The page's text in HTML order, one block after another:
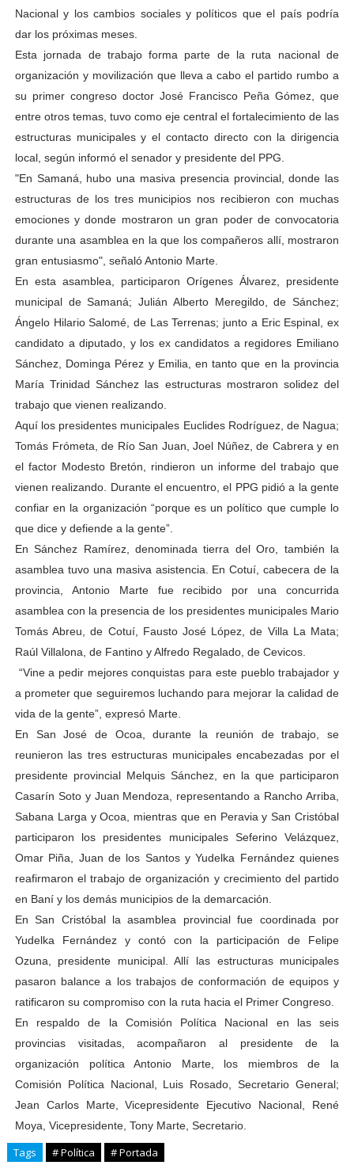
Nacional y los cambios sociales y políticos que el país podría
dar los próximas meses.
Esta jornada de trabajo forma parte de la ruta nacional de
organización y movilización que lleva a cabo el partido rumbo a
su primer congreso doctor José Francisco Peña Gómez, que
entre otros temas, tuvo como eje central el fortalecimiento de las
estructuras municipales y el contacto directo con la dirigencia
local, según informó el senador y presidente del PPG.
"En Samaná, hubo una masiva presencia provincial, donde las
estructuras de los tres municipios nos recibieron con muchas
emociones y donde mostraron un gran poder de convocatoria
durante una asamblea en la que los compañeros allí, mostraron
gran entusiasmo", señaló Antonio Marte.
En esta asamblea, participaron Orígenes Álvarez, presidente
municipal de Samaná; Julián Alberto Meregildo, de Sánchez;
Ángelo Hilario Salomé, de Las Terrenas; junto a Eric Espinal, ex
candidato a diputado, y los ex candidatos a regidores Emiliano
Sánchez, Dominga Pérez y Emilia, en tanto que en la provincia
María Trinidad Sánchez las estructuras mostraron solidez del
trabajo que vienen realizando.
Aquí los presidentes municipales Euclides Rodríguez, de Nagua;
Tomás Frómeta, de Río San Juan, Joel Núñez, de Cabrera y en
el factor Modesto Bretón, rindieron un informe del trabajo que
vienen realizando. Durante el encuentro, el PPG pidió a la gente
confiar en la organización “porque es un político que cumple lo
que dice y defiende a la gente”.
En Sánchez Ramírez, denominada tierra del Oro, también la
asamblea tuvo una masiva asistencia. En Cotuí, cabecera de la
provincia, Antonio Marte fue recibido por una concurrida
asamblea con la presencia de los presidentes municipales Mario
Tomás Abreu, de Cotuí, Fausto José López, de Villa La Mata;
Raúl Villalona, de Fantino y Alfredo Regalado, de Cevicos.
“Vine a pedir mejores conquistas para este pueblo trabajador y
a prometer que seguiremos luchando para mejorar la calidad de
vida de la gente”, expresó Marte.
En San José de Ocoa, durante la reunión de trabajo, se
reunieron las tres estructuras municipales encabezadas por el
presidente provincial Melquis Sánchez, en la que participaron
Casarín Soto y Juan Mendoza, representando a Rancho Arriba,
Sabana Larga y Ocoa, mientras que en Peravia y San Cristóbal
participaron los presidentes municipales Seferino Velázquez,
Omar Piña, Juan de los Santos y Yudelka Fernández quienes
reafirmaron el trabajo de organización y crecimiento del partido
en Baní y los demás municipios de la demarcación.
En San Cristóbal la asamblea provincial fue coordinada por
Yudelka Fernández y contó con la participación de Felipe
Ozuna, presidente municipal. Allí las estructuras municipales
pasaron balance a los trabajos de conformación de equipos y
ratificaron su compromiso con la ruta hacia el Primer Congreso.
En respaldo de la Comisión Política Nacional en las seis
provincias visitadas, acompañaron al presidente de la
organización política Antonio Marte, los miembros de la
Comisión Política Nacional, Luis Rosado, Secretario General;
Jean Carlos Marte, Vicepresidente Ejecutivo Nacional, René
Moya, Vicepresidente, Tony Marte, Secretario.
Tags # Política # Portada